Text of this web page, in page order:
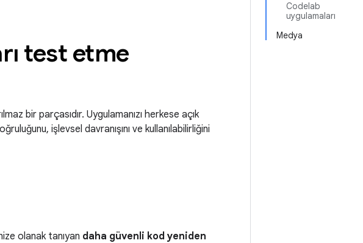
Codelab
uygulamaları
Medya
test etme
bir parçasıdır. Uygulamanızı herkese açık
işlevsel davranışını ve kullanılabilirliğini
olanak tanıyan daha güvenli kod yeniden